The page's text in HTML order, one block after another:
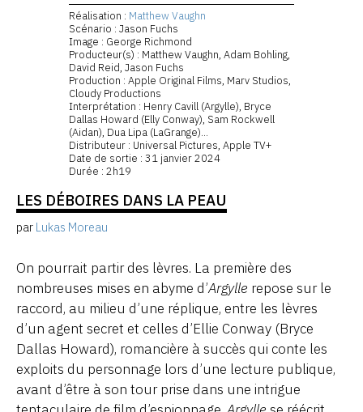
Réalisation : Matthew Vaughn
Scénario : Jason Fuchs
Image : George Richmond
Producteur(s) : Matthew Vaughn, Adam Bohling,
David Reid, Jason Fuchs
Production : Apple Original Films, Marv Studios,
Cloudy Productions
Interprétation : Henry Cavill (Argylle), Bryce
Dallas Howard (Elly Conway), Sam Rockwell
(Aidan), Dua Lipa (LaGrange)...
Distributeur : Universal Pictures, Apple TV+
Date de sortie : 31 janvier 2024
Durée : 2h19
LES DÉBOIRES DANS LA PEAU
par Lukas Moreau
On pourrait partir des lèvres. La première des
nombreuses mises en abyme d’Argylle repose sur le
raccord, au milieu d’une réplique, entre les lèvres
d’un agent secret et celles d’Ellie Conway (Bryce
Dallas Howard), romancière à succès qui conte les
exploits du personnage lors d’une lecture publique,
avant d’être à son tour prise dans une intrigue